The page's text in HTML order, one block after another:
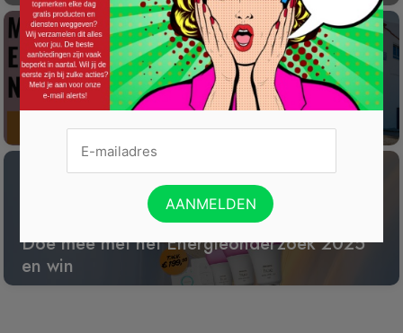
Win een wijnreis naar Spanje
Doe mee met het Energieonderzoek 2025
en win